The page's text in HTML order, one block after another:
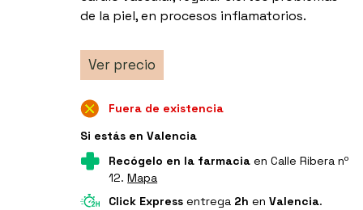
de la piel, en procesos inflamatorios.
Ver precio
Fuera de existencia
Si estás en Valencia
Recógelo en la farmacia en Calle Ribera nº
12.Mapa
Click Express entrega 2h enValencia.